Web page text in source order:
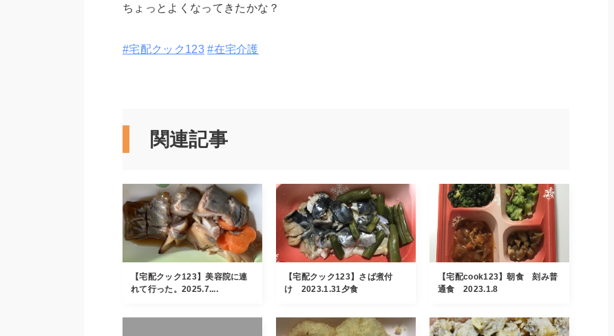
ちょっとよくなってきたかな？
#宅配クック123 #在宅介護
関連記事
【宅配クック123】美容院に連
れて行った。2025.7....
【宅配クック123】さば煮付
け 2023.1.31夕食
【宅配cook123】朝食 刻み普
通食 2023.1.8